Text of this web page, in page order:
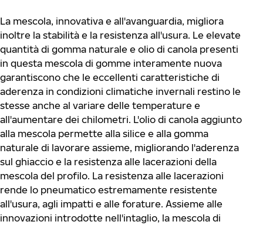
La mescola, innovativa e all'avanguardia, migliora
inoltre la stabilità e la resistenza all'usura. Le elevate
quantità di gomma naturale e olio di canola presenti
in questa mescola di gomme interamente nuova
garantiscono che le eccellenti caratteristiche di
aderenza in condizioni climatiche invernali restino le
stesse anche al variare delle temperature e
all'aumentare dei chilometri. L'olio di canola aggiunto
alla mescola permette alla silice e alla gomma
naturale di lavorare assieme, migliorando l'aderenza
sul ghiaccio e la resistenza alle lacerazioni della
mescola del profilo. La resistenza alle lacerazioni
rende lo pneumatico estremamente resistente
all'usura, agli impatti e alle forature. Assieme alle
innovazioni introdotte nell'intaglio, la mescola di